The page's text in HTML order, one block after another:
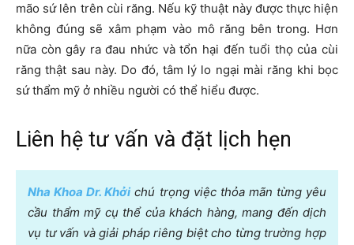
mão sứ lên trên cùi răng. Nếu kỹ thuật này được thực hiện
không đúng sẽ xâm phạm vào mô răng bên trong. Hơn
nữa còn gây ra đau nhức và tổn hại đến tuổi thọ của cùi
răng thật sau này. Do đó, tâm lý lo ngại mài răng khi bọc
sứ thẩm mỹ ở nhiều người có thể hiểu được.
Liên hệ tư vấn và đặt lịch hẹn
Nha Khoa Dr. Khởichú trọng việc thỏa mãn từng yêu
cầu thẩm mỹ cụ thể của khách hàng, mang đến dịch
vụ tư vấn và giải pháp riêng biệt cho từng trường hợp